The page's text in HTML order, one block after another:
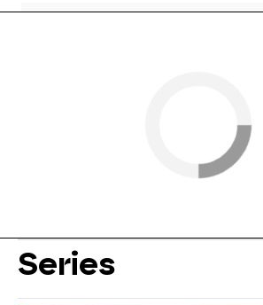
Series